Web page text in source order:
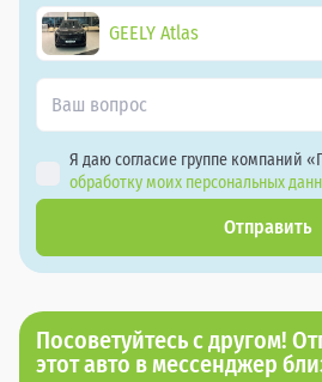
GEELY Atlas
Я даю согласие группе компаний
обработку моих персональных
Отправить
Посоветуйтесь с другом!
этот авто в мессенджер